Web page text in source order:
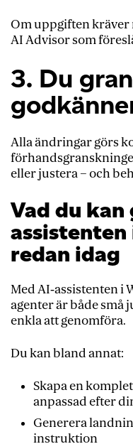
Om uppgiften
AI Advisor som
3. Du
Alla ändringar görs
eller justera – och
Vad du kan
assistenten
redan idag
Med AI‑assistenten i
agenter är både
enkla att genomföra.
Du kan bland annat:
Skapa en
anpassad efter
Generera
instruktion